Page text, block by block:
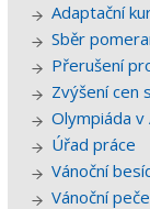
Adaptační
Sběr
Přerušení
Zvýšení cen
Olympiáda v
Úřad práce
Vánoční
Vánoční